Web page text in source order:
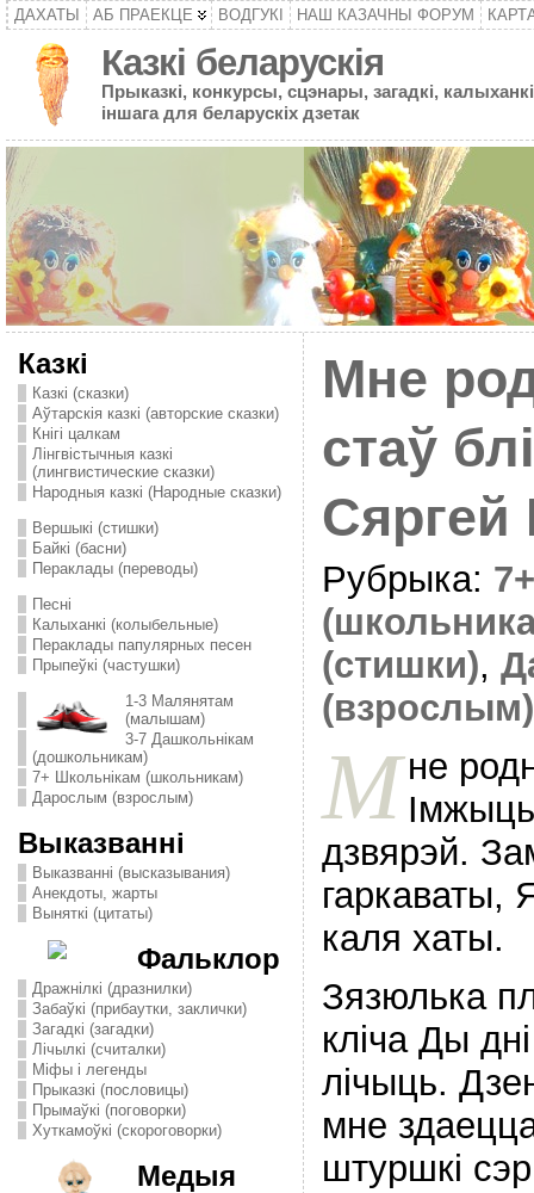
ДАХАТЫ АБ ПРАЕКЦЕ ВОДГУКІ НАШ КАЗАЧНЫ ФОРУМ
Казкі беларускія
Прыказкі, конкурсы, сцэнары, загадкі,
іншага для беларускіх дзетак
Казкі
Казкі (сказки)
Аўтарскія казкі (авторские сказки)
Кнігі цалкам
Лінгвістычныя казкі
(лингвистические сказки)
Народныя казкі (Народные сказки)
Вершыкі (стишки)
Байкі (басни)
Пераклады (переводы)
Песні
Калыханкі (колыбельные)
Пераклады папулярных песен
Прыпеўкі (частушки)
1-3 Малянятам
(малышам)
3-7 Дашкольнікам
(дошкольникам)
7+ Школьнікам (школьникам)
Дарослым (взрослым)
Выказванні
Выказванні (высказывания)
Анекдоты, жарты
Выняткі (цитаты)
Фальклор
Дражнілкі (дразнилки)
Забаўкі (прибаутки, заклички)
Загадкі (загадки)
Лічылкі (считалки)
Міфы і легенды
Прыказкі (пословицы)
Прымаўкі (поговорки)
Хуткамоўкі (скороговорки)
Медыя
Мне
стаў
Сяргей
Рубрыка:
(стишки),
(взрослым)
М не
дзвярэй.
каля хаты.
Зязюлька
клiча Ды
лiчыць.
мне
штуршкi